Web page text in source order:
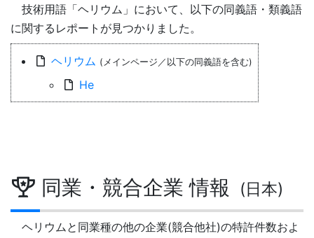
技術用語「ヘリウム」において、以下の同義語・類義語
に関するレポートが見つかりました。
ヘリウム (メインページ／以下の同義語を含む)
He
同業・競合企業 情報 (日本)
ヘリウムと同業種の他の企業(競合他社)の特許件数およ